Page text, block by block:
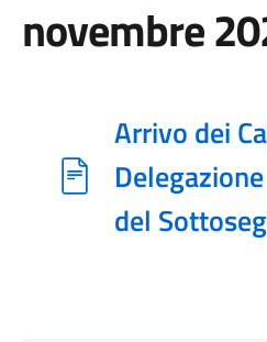
novembre
Arrivo dei
del